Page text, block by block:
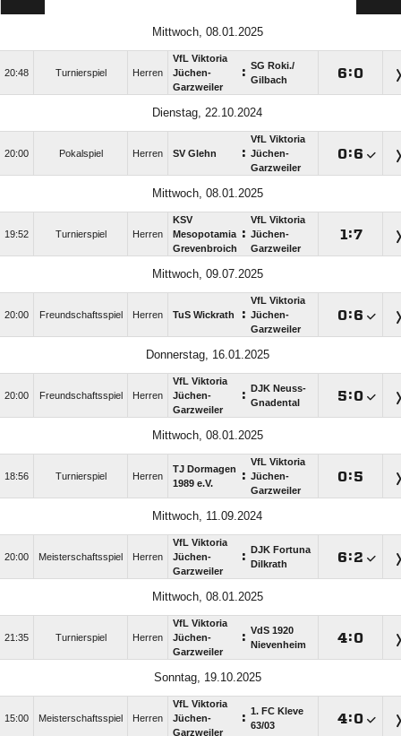
Mittwoch, 08.01.2025
20:48 Turnierspiel Herren
VfL Viktoria
Jüchen-
Garzweiler
: SG Roki./​
Gilbach
:
Dienstag, 22.10.2024
20:00 Pokalspiel Herren SV Glehn :
VfL Viktoria
Jüchen-
Garzweiler
:
Mittwoch, 08.01.2025
19:52 Turnierspiel Herren
KSV
Mesopotamia
Grevenbroich
:
VfL Viktoria
Jüchen-
Garzweiler
:
Mittwoch, 09.07.2025
20:00 Freundschaftsspiel Herren TuS Wickrath :
VfL Viktoria
Jüchen-
Garzweiler
:
Donnerstag, 16.01.2025
20:00 Freundschaftsspiel Herren
VfL Viktoria
Jüchen-
Garzweiler
:
DJK Neuss-
Gnadental
:
Mittwoch, 08.01.2025
18:56 Turnierspiel Herren
TJ Dormagen
1989 e.V.
:
VfL Viktoria
Jüchen-
Garzweiler
:
Mittwoch, 11.09.2024
20:00 Meisterschaftsspiel Herren
VfL Viktoria
Jüchen-
Garzweiler
:
DJK Fortuna
Dilkrath
:
Mittwoch, 08.01.2025
21:35 Turnierspiel Herren
VfL Viktoria
Jüchen-
Garzweiler
: VdS 1920
Nievenheim
:
Sonntag, 19.10.2025
15:00 Meisterschaftsspiel Herren
VfL Viktoria
Jüchen-
Garzweiler
: 1. FC Kleve
63/​03
: